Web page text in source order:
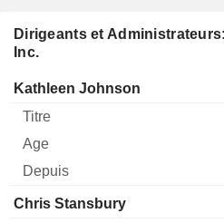
Dirigeants et
Inc.
Dirigeant Titre Age
Kathleen Johnson
Chris Stansbury